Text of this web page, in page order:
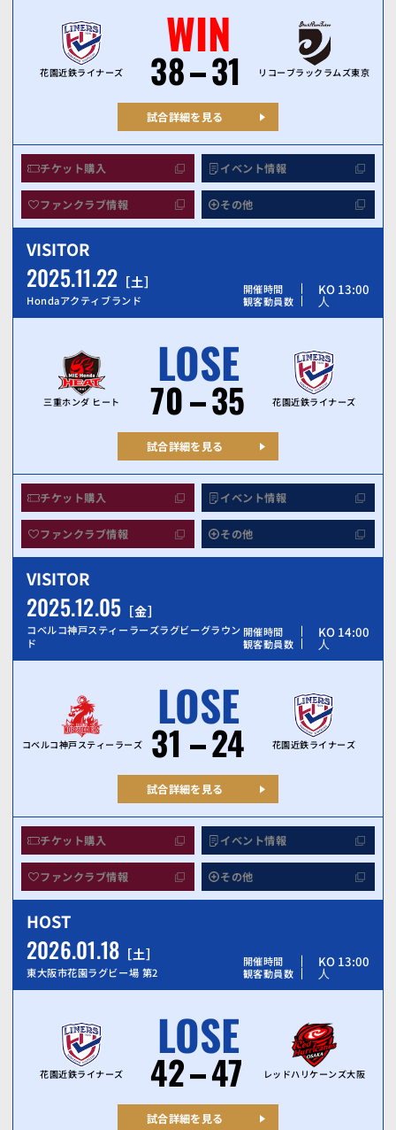
花園近鉄ライナーズ
WIN
38 31 リコーブラックラムズ東京
試合詳細を見る
チケット購入 イベント情報
ファンクラブ情報 その他
VISITOR
2025.11.22 土
Hondaアクティブランド
開催時間 KO 13:00
観客動員数 人
三重ホンダ ヒート
LOSE
70 35 花園近鉄ライナーズ
試合詳細を見る
チケット購入 イベント情報
ファンクラブ情報 その他
VISITOR
2025.12.05 金
コベルコ神戸スティーラーズラグビーグラウン
ド
開催時間 KO 14:00
観客動員数 人
コベルコ神戸スティーラーズ
LOSE
31 24 花園近鉄ライナーズ
試合詳細を見る
チケット購入 イベント情報
ファンクラブ情報 その他
HOST
2026.01.18 土
東大阪市花園ラグビー場 第2
開催時間 KO 13:00
観客動員数 人
花園近鉄ライナーズ
LOSE
42 47 レッドハリケーンズ大阪
試合詳細を見る